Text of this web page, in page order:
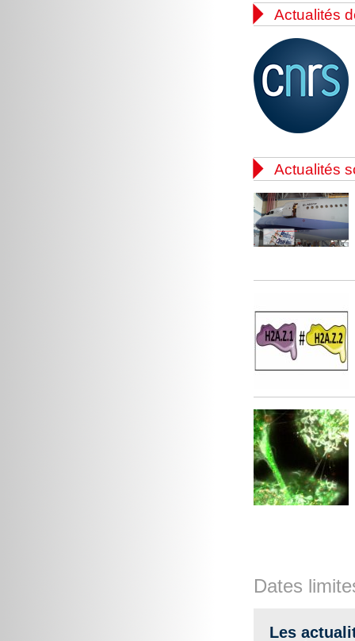
 Actualités
 Actualités
Dates
Les